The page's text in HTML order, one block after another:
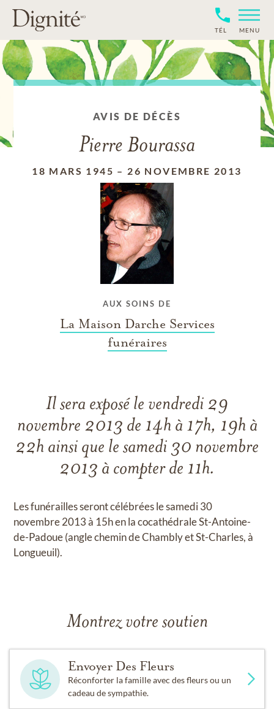
TÉL MENU
AVIS DE DÉCÈS
Pierre Bourassa
18 MARS 1945 – 26 NOVEMBRE 2013
AUX SOINS DE
La Maison Darche Services
funéraires
Il sera exposé le vendredi 29
novembre 2013 de 14h à 17h, 19h à
22h ainsi que le samedi 30 novembre
2013 à compter de 11h.
Les funérailles seront célébrées le samedi 30
novembre 2013 à 15h en la cocathédrale St-Antoine-
de-Padoue (angle chemin de Chambly et St-Charles, à
Longueuil).
Montrez votre soutien
Envoyer Des Fleurs
Réconforter la famille avec des fleurs ou un
cadeau de sympathie.